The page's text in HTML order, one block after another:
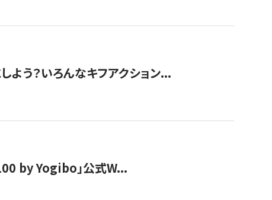
よう？いろんなキフアクション...
by Yogibo」公式W...